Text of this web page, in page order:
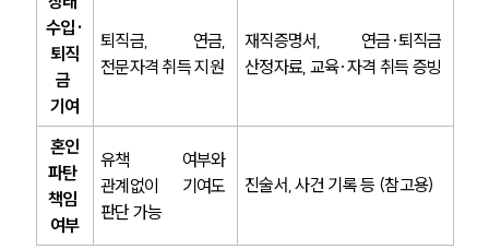
수입·
퇴직
금
기여
퇴직금, 연금,
전문자격 취득 지원
재직증명서, 연금·퇴직금
산정자료, 교육·자격 취득 증빙
혼인
파탄
책임
여부
유책 여부와
관계없이 기여도
판단 가능
진술서, 사건 기록 등 (참고용)